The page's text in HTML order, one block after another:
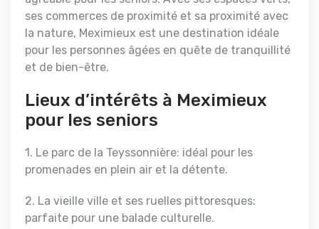
ses commerces de proximité et sa proximité avec
la nature, Meximieux est une destination idéale
pour les personnes âgées en quête de tranquillité
et de bien-être.
Lieux d’intérêts à Meximieux
pour les seniors
1. Le parc de la Teyssonnière: idéal pour les
promenades en plein air et la détente.
2. La vieille ville et ses ruelles pittoresques:
parfaite pour une balade culturelle.